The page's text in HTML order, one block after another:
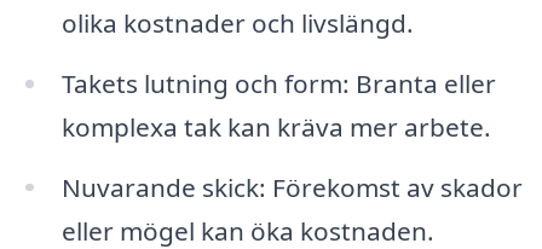
olika kostnader och livslängd.
Takets lutning och form: Branta eller
komplexa tak kan kräva mer arbete.
Nuvarande skick: Förekomst av skador
eller mögel kan öka kostnaden.